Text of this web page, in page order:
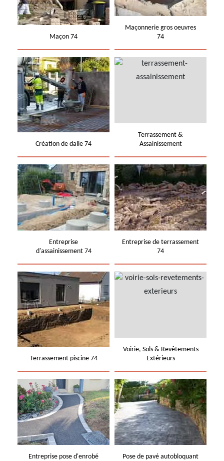
Maçon 74
Maçonnerie gros oeuvres
74
Création de dalle 74
Terrassement &
Assainissement
Entreprise
d'assainissement 74
Entreprise de terrassement
74
Terrassement piscine 74
Voirie, Sols & Revêtements
Extérieurs
Entreprise pose d'enrobé
Pose de pavé autobloquant